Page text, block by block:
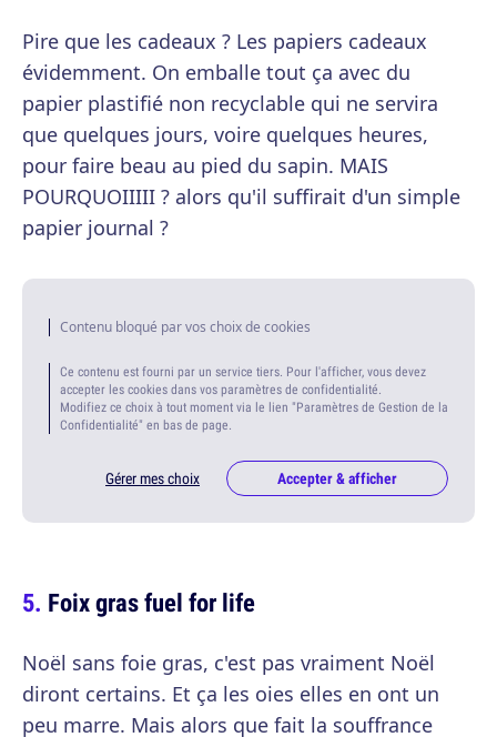
Pire que les cadeaux ? Les papiers cadeaux
évidemment. On emballe tout ça avec du
papier plastifié non recyclable qui ne servira
que quelques jours, voire quelques heures,
pour faire beau au pied du sapin. MAIS
POURQUOIIIII ? alors qu'il suffirait d'un simple
papier journal ?
Contenu bloqué par vos choix de cookies
Ce contenu est fourni par un service tiers. Pour l'afficher, vous devez
accepter les cookies dans vos paramètres de confidentialité.
Modifiez ce choix à tout moment via le lien "Paramètres de Gestion de la
Confidentialité" en bas de page.
Gérer mes choix Accepter & afficher
Foix gras fuel for life
Noël sans foie gras, c'est pas vraiment Noël
diront certains. Et ça les oies elles en ont un
peu marre. Mais alors que fait la souffrance